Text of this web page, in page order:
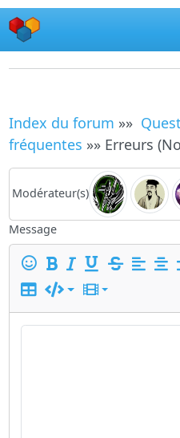
Index du forum »»
fréquentes »» Erreurs
Modérateur(s)
Message